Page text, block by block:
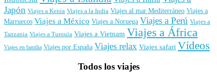
Japón Viajes a Kenia Viajes a la India Viajes al mar Mediterráneo Viajes a
Marruecos Viajes a México Viajes a Noruega Viajes a Perú Viajes a
Tanzania Viajes a Turquía Viajes a Vietnam Viajes a África
Viajes en familia Viajes por España Viajes relax Viajes safari Vídeos
Todos los viajes